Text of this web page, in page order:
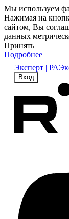
Мы используем
Нажимая на
сайтом, Вы
данных
Принять
Подробнее
Эксперт | РА
Вход